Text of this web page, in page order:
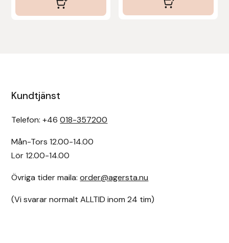
Kundtjänst
Telefon: +46018-357200
Mån-Tors 12.00-14.00
Lör 12.00-14.00
Övriga tider maila:order@agersta.nu
(Vi svarar normalt ALLTID inom 24 tim)